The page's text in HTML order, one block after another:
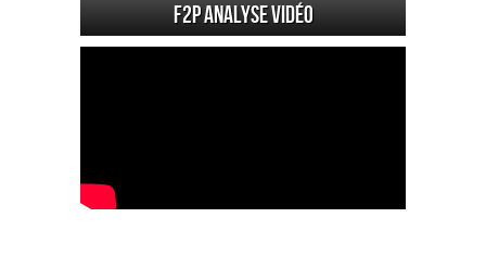
F2P Analyse vidéo